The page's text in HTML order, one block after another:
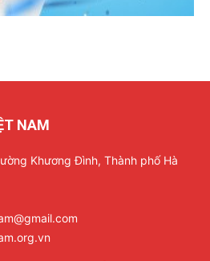
NAM
Khương Đình, Thành phố Hà